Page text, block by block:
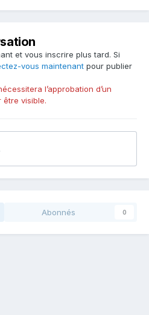
et vous inscrire plus tard. Si
vous maintenant pour publier
l’approbation d’un
être visible.
Abonnés 0